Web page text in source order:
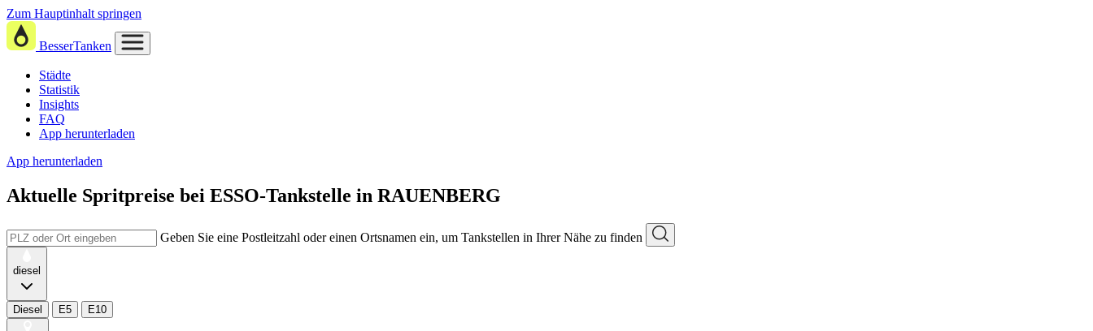
Zum Hauptinhalt springen
BesserTanken
Städte
Statistik
Insights
FAQ
App herunterladen
App herunterladen
Aktuelle Spritpreise bei ESSO-Tankstelle in RAUENBERG
Geben Sie eine Postleitzahl oder einen Ortsnamen ein, um Tankstellen in Ihrer Nähe zu finden
diesel
Diesel E5 E10